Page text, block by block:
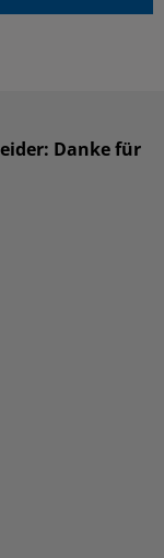
Danke für